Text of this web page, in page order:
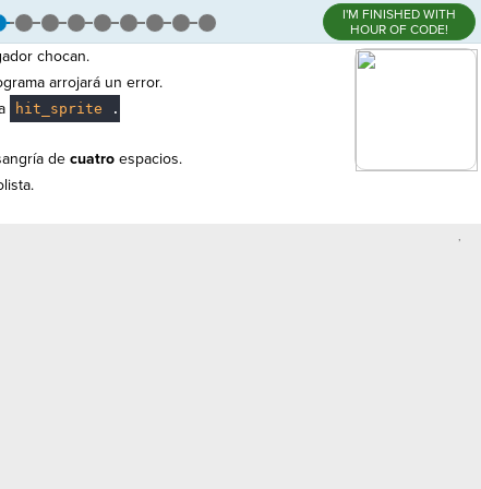
I'M FINISHED WITH
HOUR OF CODE!
chocan.
arrojará un error.
hit_sprite .
de cuatro espacios.
,